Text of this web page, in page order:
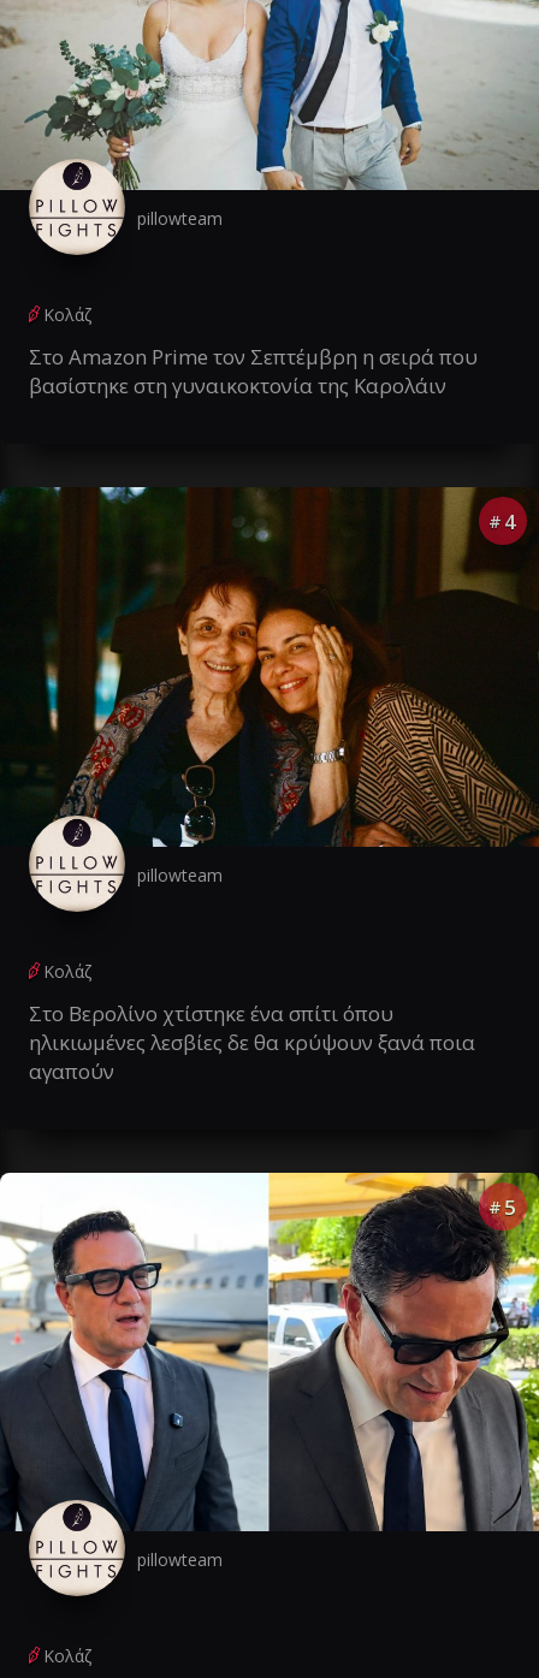
pillowteam
Κολάζ
Στο Amazon Prime τον Σεπτέμβρη η σειρά που
βασίστηκε στη γυναικοκτονία της Καρολάιν
# 4
pillowteam
Κολάζ
Στο Βερολίνο χτίστηκε ένα σπίτι όπου
ηλικιωμένες λεσβίες δε θα κρύψουν ξανά ποια
αγαπούν
# 5
pillowteam
Κολάζ